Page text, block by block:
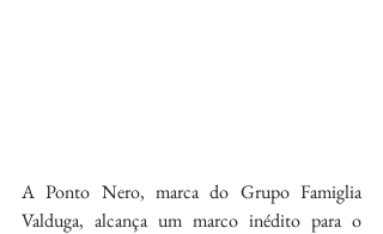
A Ponto Nero, marca do Grupo Famiglia
Valduga, alcança um marco inédito para o